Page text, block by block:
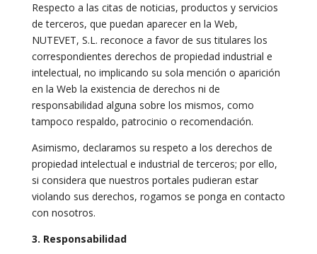
Respecto a las citas de noticias, productos y servicios
de terceros, que puedan aparecer en la Web,
NUTEVET, S.L. reconoce a favor de sus titulares los
correspondientes derechos de propiedad industrial e
intelectual, no implicando su sola mención o aparición
en la Web la existencia de derechos ni de
responsabilidad alguna sobre los mismos, como
tampoco respaldo, patrocinio o recomendación.
Asimismo, declaramos su respeto a los derechos de
propiedad intelectual e industrial de terceros; por ello,
si considera que nuestros portales pudieran estar
violando sus derechos, rogamos se ponga en contacto
con nosotros.
3. Responsabilidad